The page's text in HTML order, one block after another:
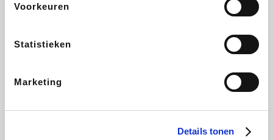
Voorkeuren
Statistieken
Marketing
Details tonen
CheapTickets.be DeubaXXL